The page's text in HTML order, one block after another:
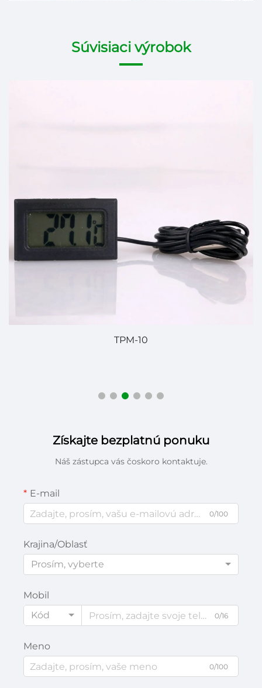
Súvisiaci výrobok
TPM-10
Získajte bezplatnú ponuku
Náš zástupca vás čoskoro kontaktuje.
E-mail
0/100
Krajina/Oblasť
Prosím, vyberte
Mobil
Kód
0/16
Meno
0/100